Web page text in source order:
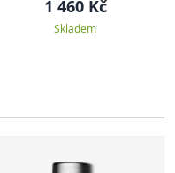
1 460 Kč
Skladem